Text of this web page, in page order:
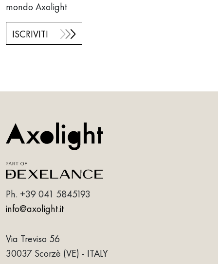
mondo Axolight
ISCRIVITI
Ph. +39 041 5845193
info@axolight.it
Via Treviso 56
30037 Scorzè (VE) - ITALY